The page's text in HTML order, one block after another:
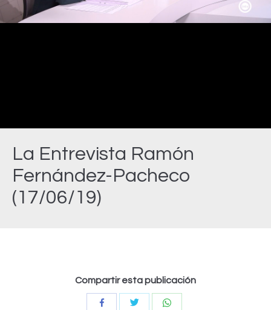
La Entrevista Ramón
Fernández-Pacheco
(17/06/19)
Video
Compartir esta publicación
CompartirCompartir